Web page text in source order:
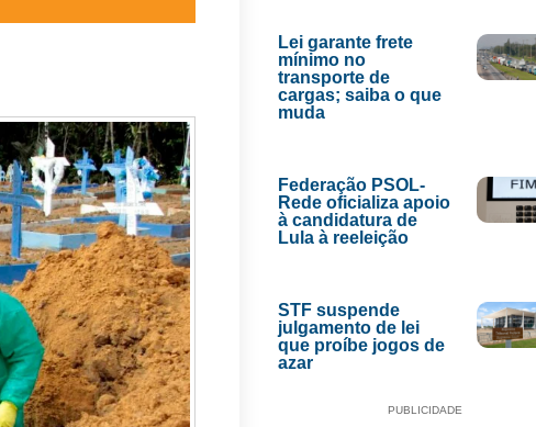
Lei garante frete
mínimo no
transporte de
cargas; saiba o que
muda
Federação PSOL-
Rede oficializa apoio
à candidatura de
Lula à reeleição
STF suspende
julgamento de lei
que proíbe jogos de
azar
PUBLICIDADE